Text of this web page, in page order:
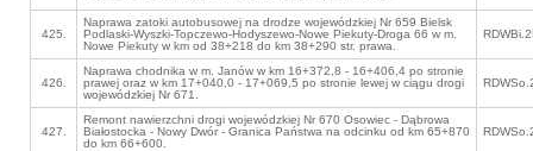
425.
Naprawa zatoki autobusowej na drodze wojewódzkiej Nr 659 Bielsk
Podlaski-Wyszki-Topczewo-Hodyszewo-Nowe Piekuty-Droga 66 w m.
Nowe Piekuty w km od 38+218 do km 38+290 str. prawa.
426.
Naprawa chodnika w m. Janów w km 16+372,8 - 16+406,4 po stronie
prawej oraz w km 17+040,0 - 17+069,5 po stronie lewej w ciągu drogi
wojewódzkiej Nr 671.
427.
Remont nawierzchni drogi wojewódzkiej Nr 670 Osowiec - Dąbrowa
Białostocka - Nowy Dwór - Granica Państwa na odcinku od km 65+870
do km 66+600.